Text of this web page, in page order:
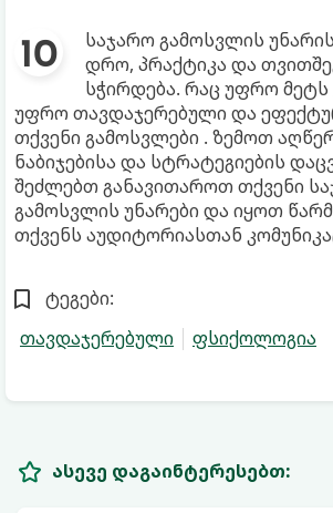
საჯარო გამოსვლის
დრო, პრაქტიკა და
სჭირდება. რაც უფრო
უფრო თავდაჯერებული და
თქვენი გამოსვლები . ზემოთ
ნაბიჯებისა და სტრატეგიების
შეძლებთ განავითაროთ თქვენი
გამოსვლის უნარები და იყოთ
თქვენს აუდიტორიასთან
ტეგები:
თავდაჯერებული
ფსიქოლოგია
ასევე დაგაინტერესებთ: